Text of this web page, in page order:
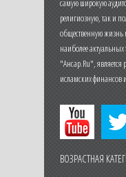
самую широкую
религиозную, так и
общественную жизнь
наиболее актуальных
"Ансар.Ru", является
исламских финансов
ВОЗРАСТНАЯ